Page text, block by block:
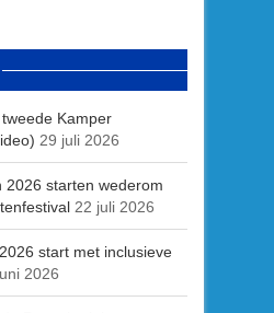
Kamper
29 juli 2026
2026 starten wederom
22 juli 2026
start met inclusieve
2026